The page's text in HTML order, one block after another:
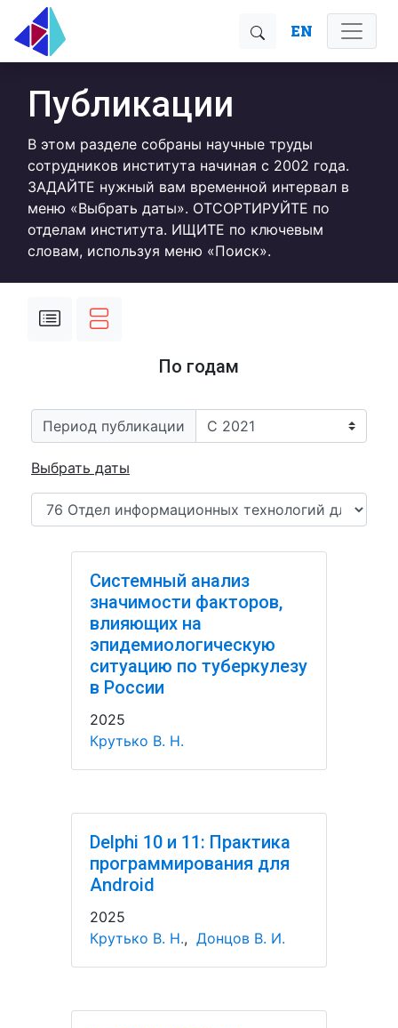
EN
Публикации
В этом разделе собраны научные труды
сотрудников института начиная с 2002 года.
ЗАДАЙТЕ нужный вам временной интервал в
меню «Выбрать даты». ОТСОРТИРУЙТЕ по
отделам института. ИЩИТЕ по ключевым
словам, используя меню «Поиск».
По годам
Период публикации
Выбрать даты
Системный анализ
значимости факторов,
влияющих на
эпидемиологическую
ситуацию по туберкулезу
в России
2025
Крутько В. Н.
Delphi 10 и 11: Практика
программирования для
Android
2025
Крутько В. Н., Донцов В. И.